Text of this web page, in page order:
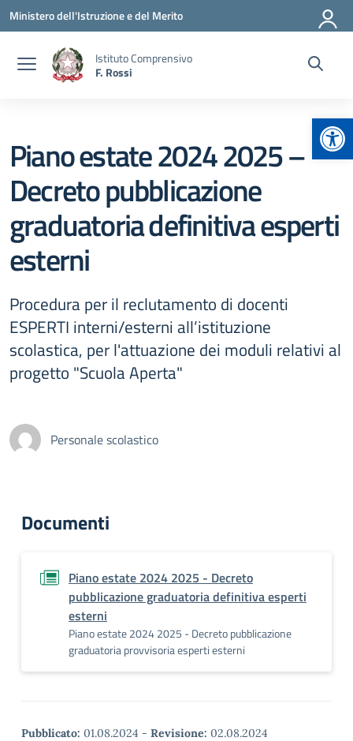
Vai ai contenuti
Vai al menu di navigazione
Vai al footer
Ministero dell'Istruzione e del Merito
Istituto Comprensivo
F. Rossi
Piano estate 2024 2025 –
Decreto pubblicazione
graduatoria definitiva esperti
esterni
Procedura per il reclutamento di docenti
ESPERTI interni/esterni all’istituzione
scolastica, per l'attuazione dei moduli relativi al
progetto "Scuola Aperta"
Personale scolastico
Documenti
Piano estate 2024 2025 - Decreto
pubblicazione graduatoria definitiva esperti
esterni
Piano estate 2024 2025 - Decreto pubblicazione
graduatoria provvisoria esperti esterni
Pubblicato: 01.08.2024 - Revisione: 02.08.2024